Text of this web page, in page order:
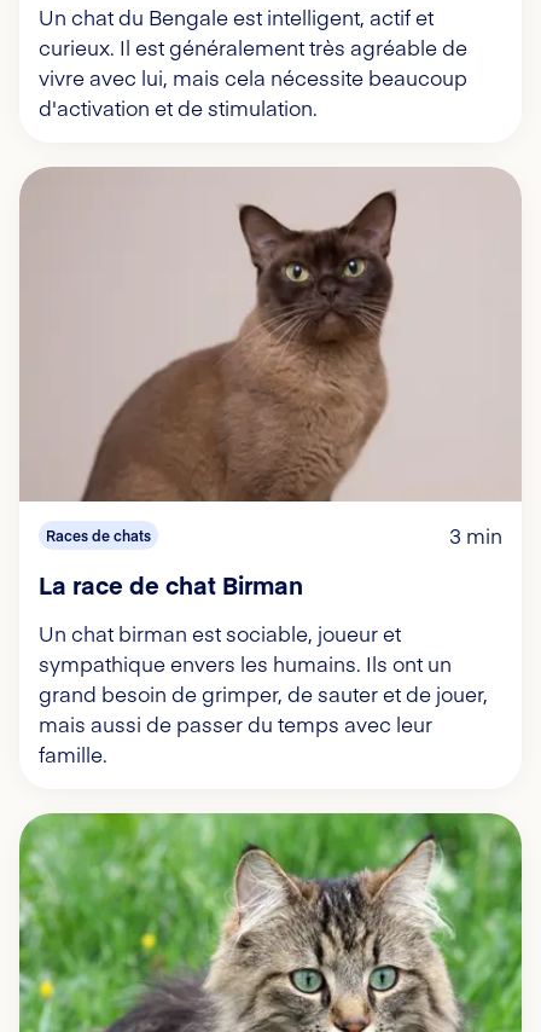
Un chat du Bengale est intelligent, actif et
curieux. Il est généralement très agréable de
vivre avec lui, mais cela nécessite beaucoup
d'activation et de stimulation.
Races de chats 3 min
La race de chat Birman
Un chat birman est sociable, joueur et
sympathique envers les humains. Ils ont un
grand besoin de grimper, de sauter et de jouer,
mais aussi de passer du temps avec leur
famille.